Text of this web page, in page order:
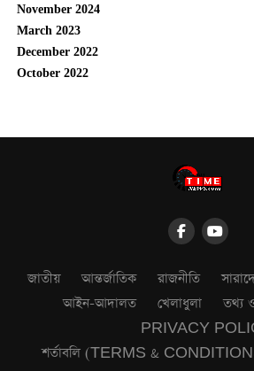
November 2024
March 2023
December 2022
October 2022
জাতীয় আন্তর্জাতিক রাজনীতি
আইন-আদালত
খেলাধুলা তথ্য
PRIVACY
শর্তাবলি (TERMS &